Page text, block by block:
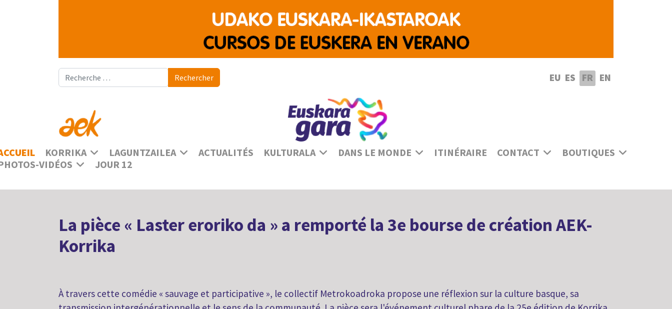
Rechercher Rechercher EU ES FR EN
KORRIKA LAGUNTZAILEA ACTUALITÉS KULTURALA DANS LE MONDE ITINÉRAIRE CONTACT
BOUTIQUES
VIDÉOS
JOUR 12
La pièce « Laster eroriko da » a remporté la 3e bourse de création AEK-
Korrika
À travers cette comédie « sauvage et participative », le collectif Metrokoadroka propose une réflexion sur la culture basque, sa